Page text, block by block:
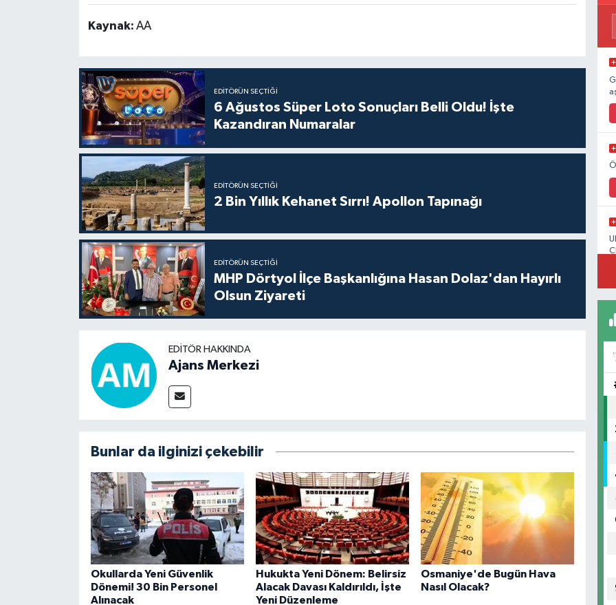
Kaynak: AA
EDITÖRÜN SEÇTIĞI
6 Ağustos Süper Loto Sonuçları Belli Oldu! İşte
Kazandıran Numaralar
EDITÖRÜN SEÇTIĞI
2 Bin Yıllık Kehanet Sırrı! Apollon Tapınağı
EDITÖRÜN SEÇTIĞI
MHP Dörtyol İlçe Başkanlığına Hasan Dolaz'dan Hayırlı
Olsun Ziyareti
EDITÖR HAKKINDA
Ajans Merkezi
Bunlar da ilginizi çekebilir
Okullarda Yeni Güvenlik
Dönemi! 30 Bin Personel
Alınacak
Hukukta Yeni Dönem: Belirsiz
Alacak Davası Kaldırıldı, İşte
Yeni Düzenleme
Osmaniye'de Bugün Hava
Nasıl Olacak?